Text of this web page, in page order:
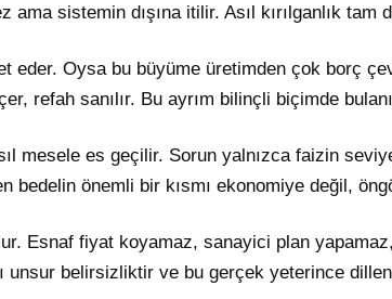
ama sistemin dışına itilir. Asıl kırılganlık tam
eder. Oysa bu büyüme üretimden çok borç
refah sanılır. Bu ayrım bilinçli biçimde
mesele es geçilir. Sorun yalnızca faizin
bedelin önemli bir kısmı ekonomiye değil,
Esnaf fiyat koyamaz, sanayici plan
unsur belirsizliktir ve bu gerçek yeterince